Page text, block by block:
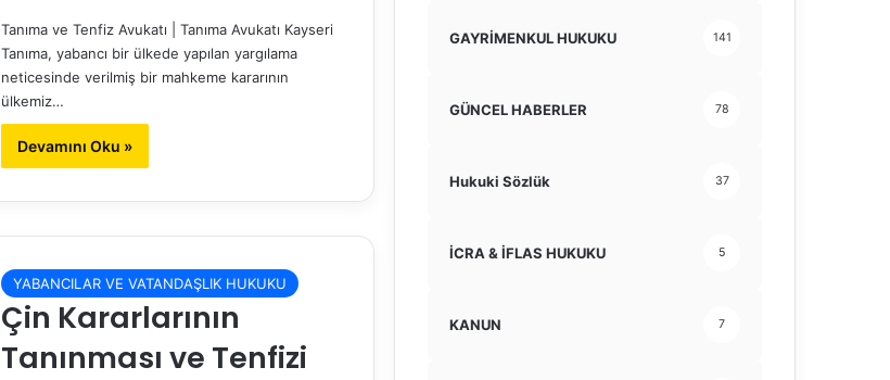
Tanıma ve Tenfiz Avukatı | Tanıma Avukatı Kayseri
Tanıma, yabancı bir ülkede yapılan yargılama
neticesinde verilmiş bir mahkeme kararının
ülkemiz…
Devamını Oku »
YABANCILAR VE VATANDAŞLIK HUKUKU
Çin Kararlarının
Tanınması ve Tenfizi
GAYRİMENKUL HUKUKU 141
GÜNCEL HABERLER 78
Hukuki Sözlük 37
İCRA & İFLAS HUKUKU 5
KANUN 7